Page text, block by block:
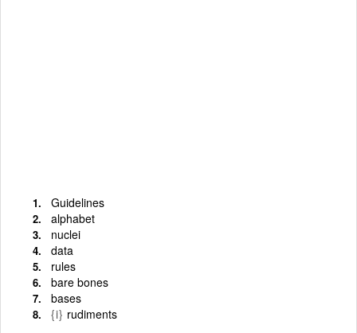
Guidelines
alphabet
nuclei
data
rules
bare bones
bases
{i} rudiments